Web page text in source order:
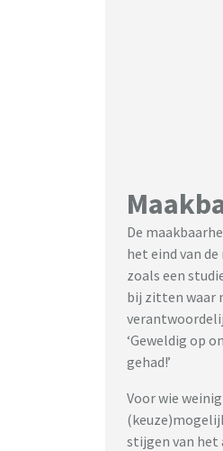
De
het eind van
zoals een
bij zitten waar
‘Geweldig op
gehad!’
Voor wie
stijgen van het